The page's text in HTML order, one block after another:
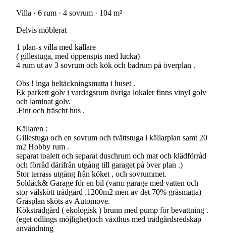
Villa · 6 rum · 4 sovrum · 104 m²
Delvis möblerat
1 plan-s villa med källare
( gillestuga, med öppenspis med lucka)
4 rum ut av 3 sovrum och kök och badrum på överplan .
Obs ! inga heltäckningsmatta i huset .
Ek parkett golv i vardagsrum övriga lokaler finns vinyl golv
och laminat golv.
.Fint och fräscht hus .
Källaren :
Gillestuga och en sovrum och tvättstuga i källarplan samt 20
m2 Hobby rum .
separat toalett och separat duschrum och mat och klädförråd
och förråd därifrån utgång till garaget på över plan .)
Stor terrass utgång från köket , och sovrummet.
Soldäck& Garage för en bil (varm garage med vatten och
stor välskött trädgård .1200m2 men av det 70% gräsmatta)
Gräsplan sköts av Automove.
Köksträdgård ( ekologisk ) brunn med pump för bevattning .
(eget odlings möjlighet)och växthus med trädgårdsredskap
användning